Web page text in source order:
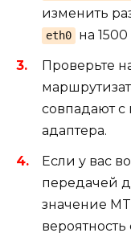
изменить
eth0 на 1500
Проверьте
совпадают с
адаптера.
Если у вас
передачей
значение